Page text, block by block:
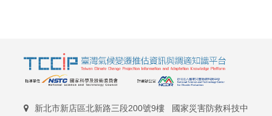
新北市新店區北新路三段200號9樓 國家災害防救科技中